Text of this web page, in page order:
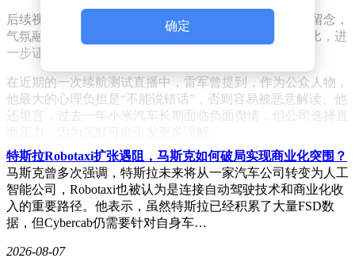
后续视频显示，雷军下车后与现场群众亲切互动，合影留念，
气氛融洽。这一场景与谣言中的“维权”画面形成鲜明对比，进
一步证实了谣言的不实性。
在近期的一次续航测试直播中，雷军曾提到，作为公众人物，
他最大的心理负担是“不能说错话”，否则容易被恶意解读。他
还坦言，过去一年小米汽车长期面临负面舆情，但公司选择直
雷军认为，被黑得最惨的公司往往是最优秀的公司。他举例
称，自己未涉足汽车行业时，曾看到某些车企被指“经常烧
车”“刹不住车”，但后来发现这些企业恰恰是行业标杆。他引
用中国古话“木秀于林，风必摧之”，表示小米汽车走向成功必
然要经历这些挑战。
这一观点引发网友共鸣。有网友留言称：“对手怕你，说明小
确定
特斯拉Robotaxi扩张遇阻，马斯克如何破局实现商业化突围？
马斯克曾多次强调，特斯拉未来将从一家汽车公司转变为人工
智能公司，Robotaxi也被认为是连接自动驾驶技术和商业化收
入的重要路径。他表示，虽然特斯拉已经积累了大量FSD数
据，但Cybercab仍需要针对自身车…
2026-08-07